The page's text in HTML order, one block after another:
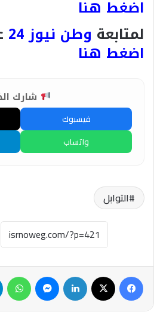
اضغط هنا
لمتابعة وطن نيوز 24
اضغط هنا
شارك
فيسبوك
واتساب
التوابل
فيسبوك لينكدإن ماسنجر